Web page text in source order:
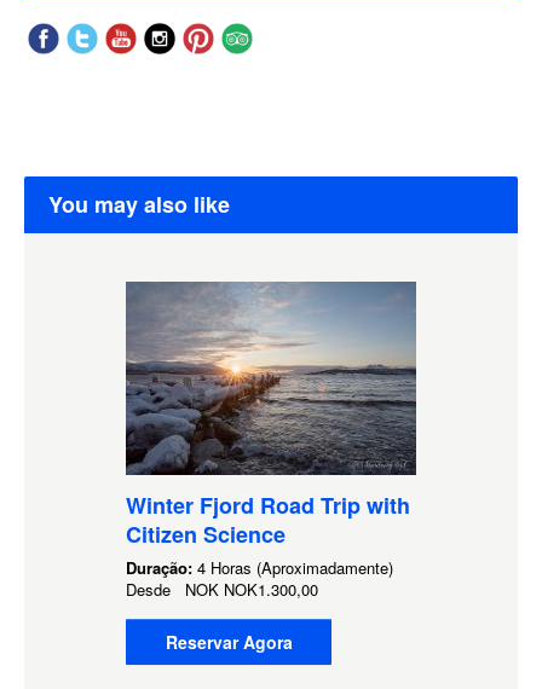
You may also like
Winter Fjord Road Trip with
Citizen Science
Duração: 4 Horas (Aproximadamente)
Desde NOK NOK1.300,00
Reservar Agora